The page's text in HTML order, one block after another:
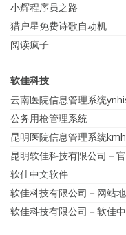
小辉程序员之路
猎户星免费诗歌自动机
阅读疯子
软佳科技
云南医院信息管理系统
公务用枪管理系统
昆明医院信息管理系统
昆明软佳科技有限公司－
软佳中文软件
软佳科技有限公司－网站
软佳科技有限公司－软佳